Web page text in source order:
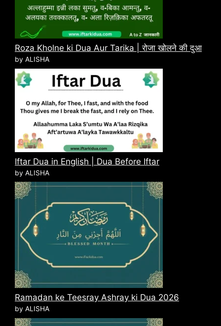
Roza Kholne ki Dua Aur Tarika | रोजा खोलने की दुआ
by ALISHA
Iftar Dua in English | Dua Before Iftar
by ALISHA
Ramadan ke Teesray Ashray ki Dua 2026
by ALISHA